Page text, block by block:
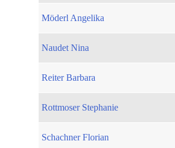
Möderl Angelika
Naudet Nina
Reiter Barbara
Rottmoser Stephanie
Schachner Florian